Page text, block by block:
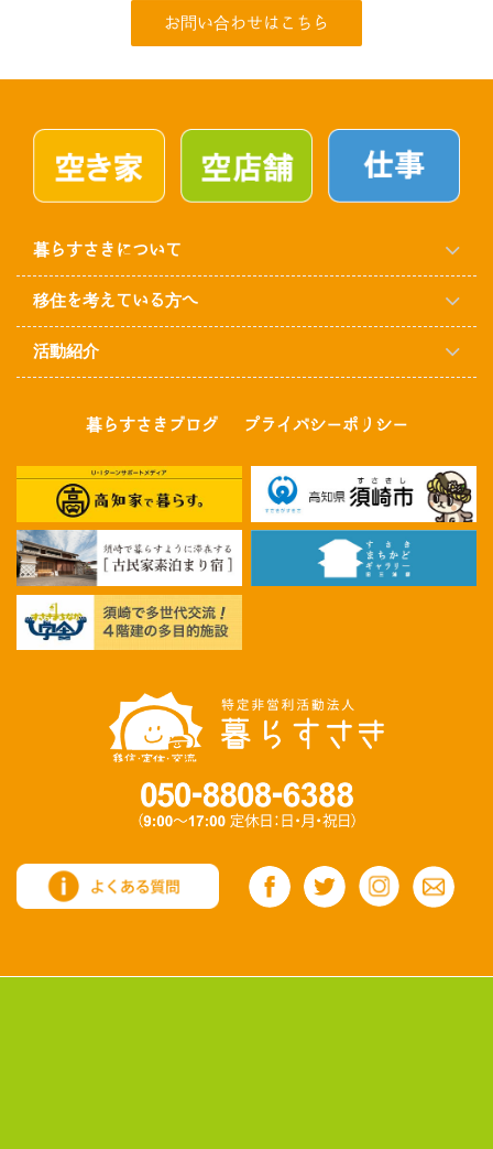
お問い合わせはこちら
暮らすさきについて
移住を考えている方へ
活動紹介
暮らすさきブログ プライバシーポリシー